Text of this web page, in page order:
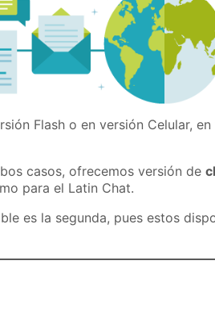
Flash o en versión Celular,
casos, ofrecemos versión de
para el Latin Chat.
es la segunda, pues estos